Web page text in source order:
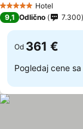
5 ZvezdiceHotel
9,1 Odlično 7.300
Od 361 €
Pogledaj cene sa